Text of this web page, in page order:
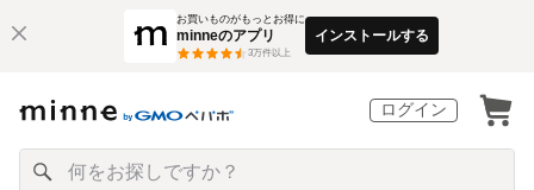
お買いものがもっとお得に
minneのアプリ
3万件以上
インストールする
ログイン